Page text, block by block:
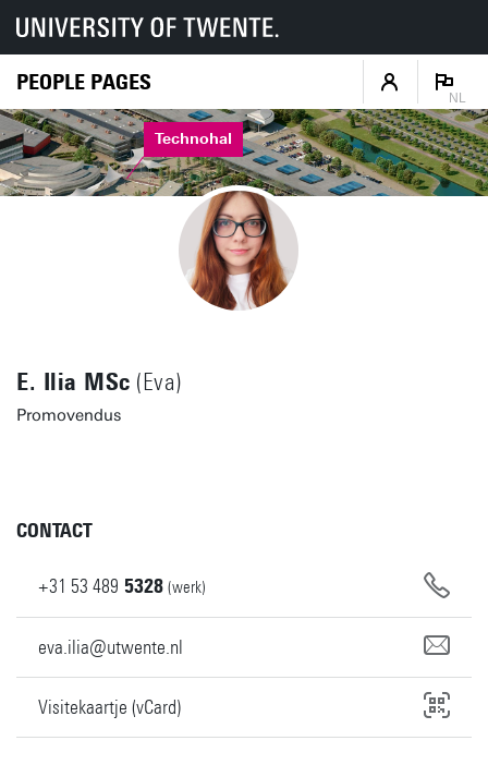
PEOPLE PAGES
NL
Technohal
E. Ilia MSc (Eva)
Promovendus
CONTACT
+31 53 489 5328 (werk)
eva.ilia@utwente.nl
Visitekaartje (vCard)